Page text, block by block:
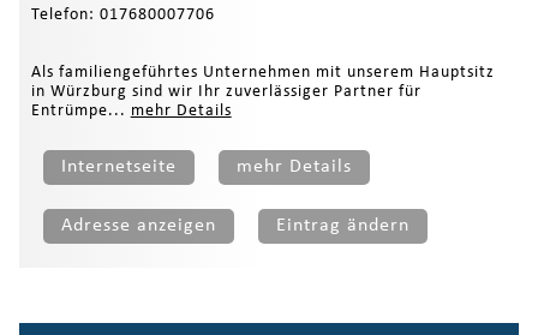
Telefon: 017680007706
Als familiengeführtes Unternehmen mit unserem Hauptsitz
in Würzburg sind wir Ihr zuverlässiger Partner für
Entrümpe... mehr Details
Internetseite mehr Details
Adresse anzeigen Eintrag ändern